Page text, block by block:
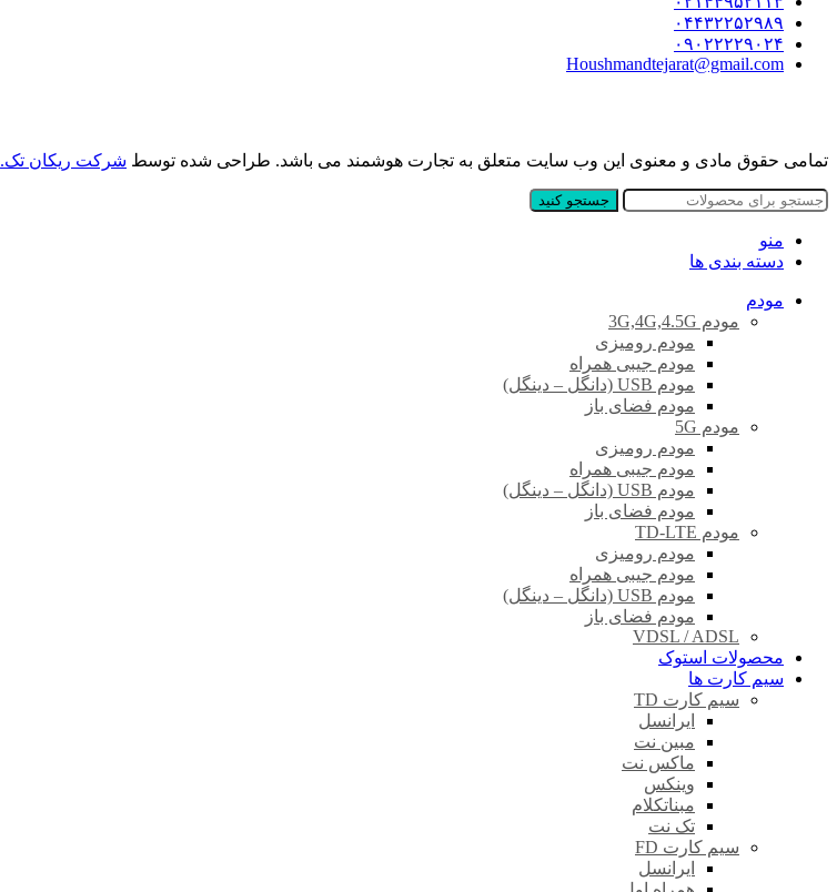
۰۴۴۳۲۲۵۲۹۸۹
۰۹۰۲۲۲۲۹۰۲۴
Houshmandtejarat@gmail.com
تمامی حقوق مادی و معنوی این وب سایت متعلق به تجارت هوشمند می باشد. طراحی شده توسط شرکت ریکان تک.
جستجو کنید
منو
دسته بندی ها
مودم
مودم 3G,4G,4.5G
مودم رومیزی
مودم جیبی همراه
مودم USB (دانگل – دینگل)
مودم فضای باز
مودم 5G
مودم رومیزی
مودم جیبی همراه
مودم USB (دانگل – دینگل)
مودم فضای باز
مودم TD-LTE
مودم رومیزی
مودم جیبی همراه
مودم USB (دانگل – دینگل)
مودم فضای باز
VDSL / ADSL
محصولات استوک
سیم کارت ها
سیم کارت TD
ایرانسل
مبین نت
ماکس نت
وینکس
مبناتکلام
تک نت
سیم کارت FD
ایرانسل